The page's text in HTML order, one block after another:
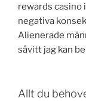
rewards casino
negativa
Alienerade
såvitt jag kan
Allt du